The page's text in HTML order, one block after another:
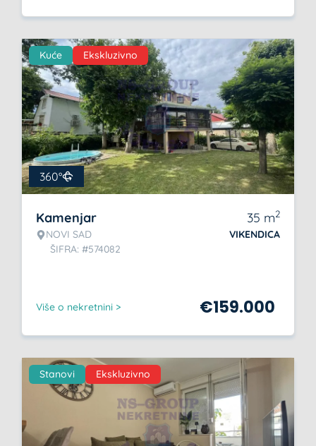
Kuće Ekskluzivno
360°
Kamenjar
NOVI SAD
ŠIFRA: #574082
35 m2
VIKENDICA
Više o nekretnini > €159.000
Stanovi Ekskluzivno